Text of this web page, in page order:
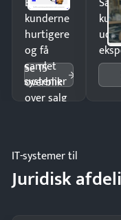
kunderne
hurtigere
og få
samlet
overblik
over salg
Se 15
systemer
IT-systemer til
Juridisk